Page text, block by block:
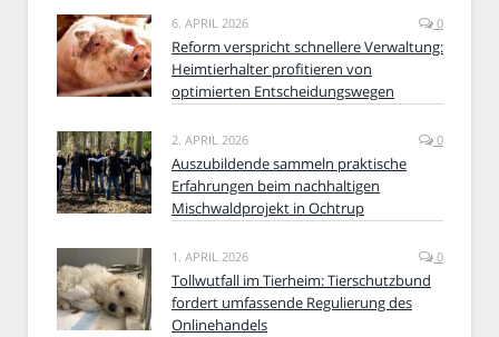
6. APRIL 2026 0
Reform verspricht schnellere Verwaltung:
Heimtierhalter profitieren von
optimierten Entscheidungswegen
2. APRIL 2026 0
Auszubildende sammeln praktische
Erfahrungen beim nachhaltigen
Mischwaldprojekt in Ochtrup
1. APRIL 2026 0
Tollwutfall im Tierheim: Tierschutzbund
fordert umfassende Regulierung des
Onlinehandels